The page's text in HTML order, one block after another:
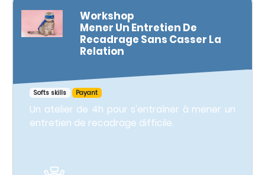
Workshop
Mener Un Entretien De
Recadrage Sans Casser La
Relation
Softs skills Payant
Un atelier de 4h pour s'entraîner à mener un
entretien de recadrage difficile.